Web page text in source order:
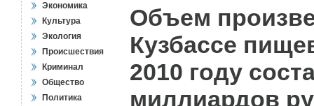
Экономика
Культура
Экология
Происшествия
Криминал
Общество
Политика
Объем
Кузбассе
2010 году
миллиардов